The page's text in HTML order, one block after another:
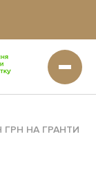
НА ГРАНТИ